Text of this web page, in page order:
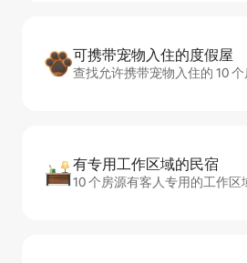
可携带宠物入住的度假屋
查找允许携带宠物入住的 10
有专用工作区域的民宿
10 个房源有客人专用的工作区